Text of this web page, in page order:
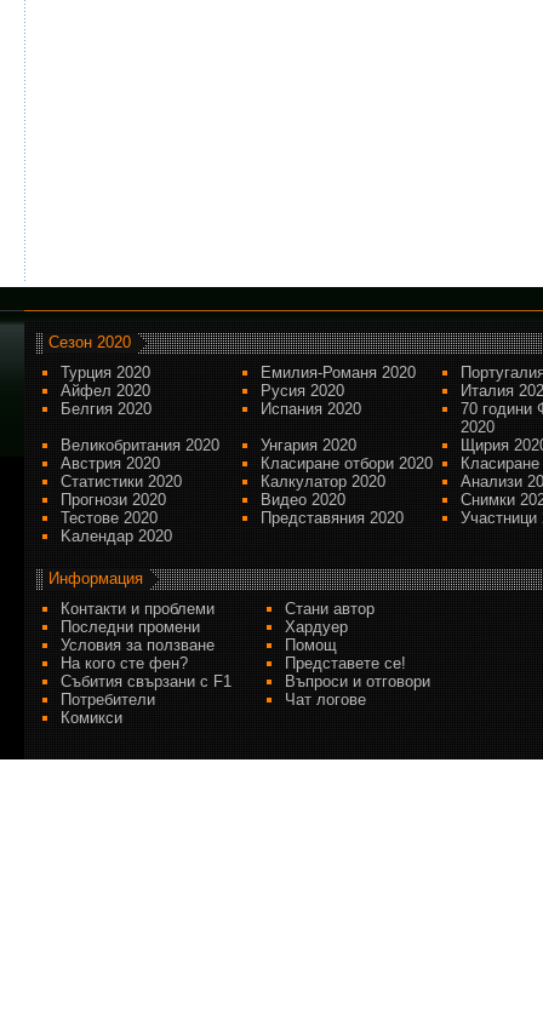
Сезон 2020
Турция 2020
Емилия-Романя 2020
Айфел 2020
Русия 2020
Италия
Белгия 2020
Испания 2020
70 години
2020
Великобритания 2020
Унгария 2020
Щирия
Австрия 2020
Класиране отбори 2020
Статистики 2020
Калкулатор 2020
Анализи
Прогнози 2020
Видео 2020
Снимки
Тестове 2020
Представяния 2020
Участници
Kалендар 2020
Информация
Контакти и проблеми
Стани автор
Последни промени
Хардуер
Условия за ползване
Помощ
На кого сте фен?
Представете се!
Събития свързани с F1
Въпроси и отговори
Потребители
Чат логове
Комикси